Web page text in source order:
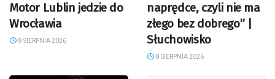
Motor Lublin jedzie do
Wrocławia
8 SIERPNIA 2026
naprędce, czyli nie ma
złego bez dobrego” |
Słuchowisko
8 SIERPNIA 2026